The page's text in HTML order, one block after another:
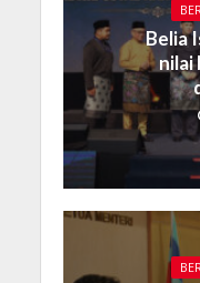
Belia
nilai